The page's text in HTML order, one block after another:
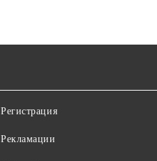
Регистрация
Рекламации